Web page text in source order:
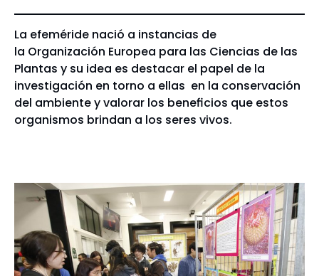
La efeméride nació a instancias de
la Organización Europea para las Ciencias de las
Plantas y su idea es destacar el papel de la
investigación en torno a ellas en la conservación
del ambiente y valorar los beneficios que estos
organismos brindan a los seres vivos.